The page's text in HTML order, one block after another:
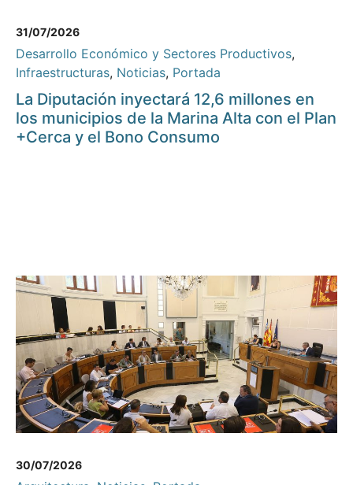
31/07/2026
Desarrollo Económico y Sectores Productivos,
Infraestructuras, Noticias, Portada
La Diputación inyectará 12,6 millones en
los municipios de la Marina Alta con el Plan
+Cerca y el Bono Consumo
30/07/2026